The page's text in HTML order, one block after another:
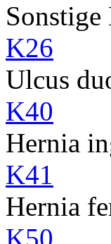
Sonstige
K26
Ulcus
K40
Hernia
K41
Hernia